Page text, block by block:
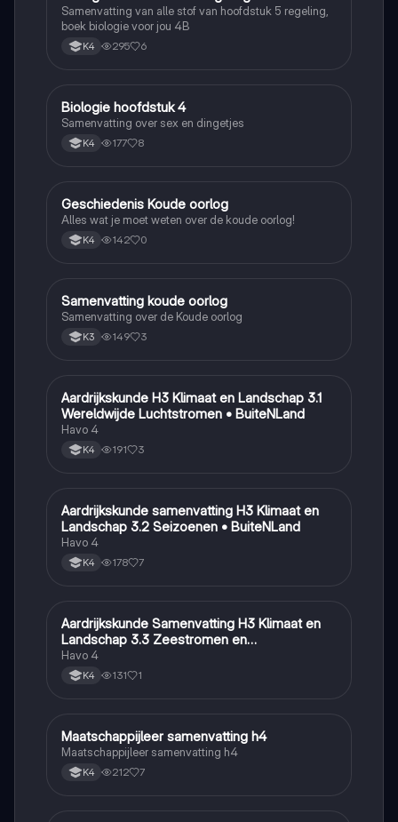
Samenvatting van alle stof van hoofdstuk 5 regeling,
boek biologie voor jou 4B
K4 295 6
Biologie
Biologie hoofdstuk 4
Samenvatting over sex en dingetjes
K4 177 8
Geschiedenis
Geschiedenis Koude oorlog
Alles wat je moet weten over de koude oorlog!
K4 142 0
Geschiedenis
Samenvatting koude oorlog
Samenvatting over de Koude oorlog
K3 149 3
Aardrijkskunde
Aardrijkskunde H3 Klimaat en Landschap 3.1
Wereldwijde Luchtstromen • BuiteNLand
Havo 4
K4 191 3
Aardrijkskunde
Aardrijkskunde samenvatting H3 Klimaat en
Landschap 3.2 Seizoenen • BuiteNLand
Havo 4
K4 178 7
Aardrijkskunde
Aardrijkskunde Samenvatting H3 Klimaat en
Landschap 3.3 Zeestromen en
Klimaatgebieden • BuiteNLand
Havo 4
K4 131 1
Maatschappijleer
Maatschappijleer samenvatting h4
Maatschappijleer samenvatting h4
K4 212 7